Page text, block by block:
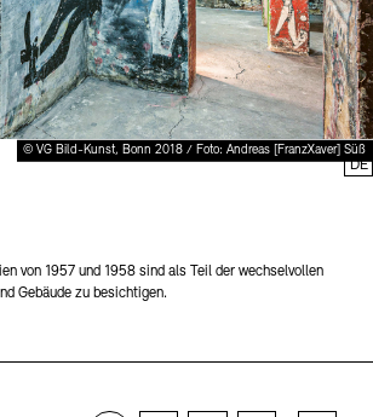
© VG Bild-Kunst, Bonn 2018 / Foto: Andreas [FranzXaver] Süß
von 1957 und 1958 sind als Teil der wechselvollen
Gebäude zu besichtigen.
DE